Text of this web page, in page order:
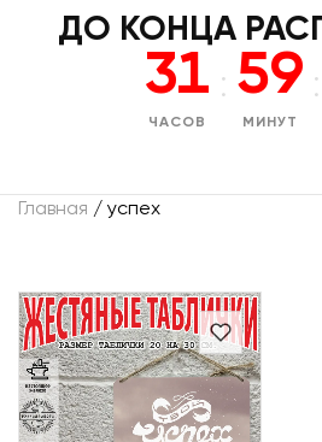
ДО КОНЦА
31
ЧАСОВ
: 59
МИНУТ
:
Главная / успех